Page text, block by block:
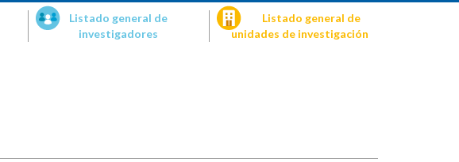
Listado general de
investigadores
Listado general de
unidades de investigación